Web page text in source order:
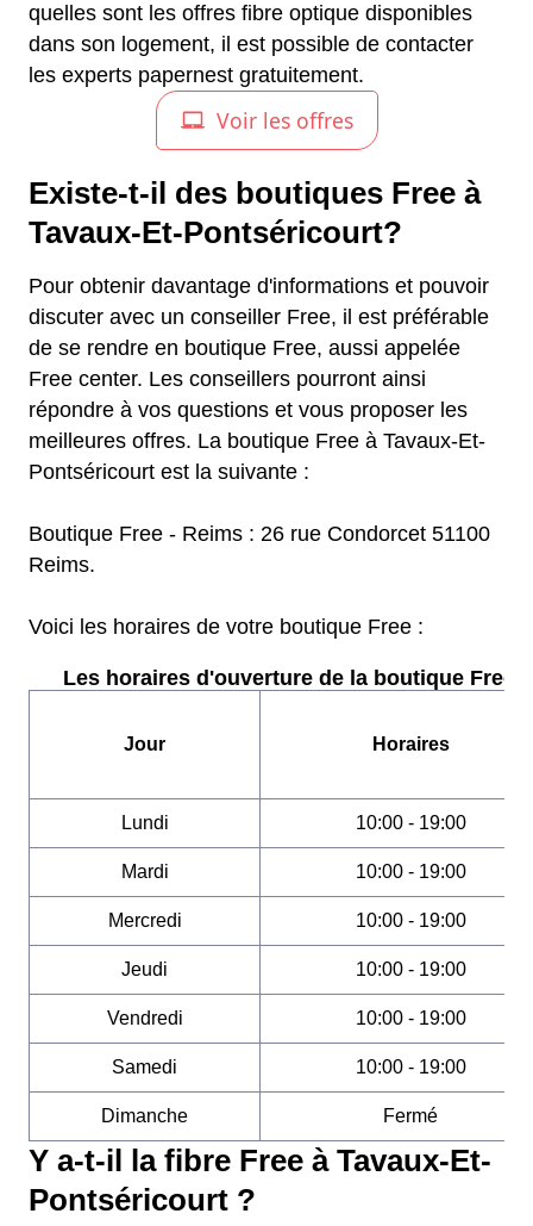
quelles sont les offres fibre optique disponibles
dans son logement, il est possible de contacter
les experts papernest gratuitement.
Existe-t-il des boutiques Free à
Tavaux-Et-Pontséricourt?
Pour obtenir davantage d'informations et pouvoir
discuter avec un conseiller Free, il est préférable
de se rendre en boutique Free, aussi appelée
Free center. Les conseillers pourront ainsi
répondre à vos questions et vous proposer les
meilleures offres. La boutique Free à Tavaux-Et-
Pontséricourt est la suivante :
Boutique Free - Reims : 26 rue Condorcet 51100
Reims.
Voici les horaires de votre boutique Free :
Les horaires d'ouverture de la boutique Free :
Jour Horaires
Lundi 10:00 - 19:00
Mardi 10:00 - 19:00
Mercredi 10:00 - 19:00
Jeudi 10:00 - 19:00
Vendredi 10:00 - 19:00
Samedi 10:00 - 19:00
Dimanche Fermé
Y a-t-il la fibre Free à Tavaux-Et-
Pontséricourt ?